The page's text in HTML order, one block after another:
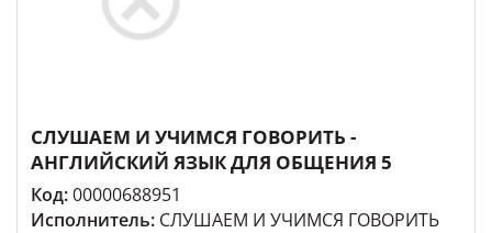
СЛУШАЕМ И УЧИМСЯ ГОВОРИТЬ -
АНГЛИЙСКИЙ ЯЗЫК ДЛЯ ОБЩЕНИЯ 5
Код:00000688951
Исполнитель: СЛУШАЕМ И УЧИМСЯ ГОВОРИТЬ